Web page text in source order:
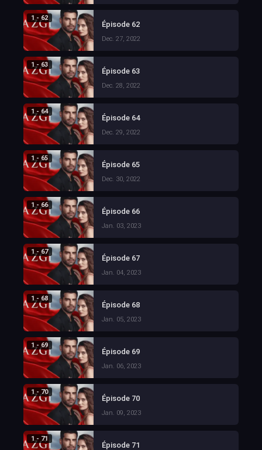
1 - 62
Épisode 62
Dec. 27, 2022
1 - 63
Épisode 63
Dec. 28, 2022
1 - 64
Épisode 64
Dec. 29, 2022
1 - 65
Épisode 65
Dec. 30, 2022
1 - 66
Épisode 66
Jan. 03, 2023
1 - 67
Épisode 67
Jan. 04, 2023
1 - 68
Épisode 68
Jan. 05, 2023
1 - 69
Épisode 69
Jan. 06, 2023
1 - 70
Épisode 70
Jan. 09, 2023
1 - 71
Épisode 71